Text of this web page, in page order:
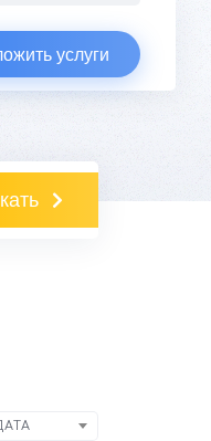
услуги